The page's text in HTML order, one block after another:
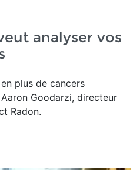
analyser vos
plus de cancers
Goodarzi, directeur
Radon.